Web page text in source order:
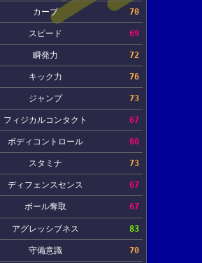
70
カーブ
69
スピード
72
瞬発力
76
キック力
73
ジャンプ
67
フィジカルコンタクト
60
ボディコントロール
73
スタミナ
67
ディフェンスセンス
67
ボール奪取
83
アグレッシブネス
70
守備意識